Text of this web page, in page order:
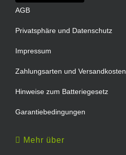
AGB
Privatsphäre und Datenschutz
Impressum
Zahlungsarten und Versandkosten
Hinweise zum Batteriegesetz
Garantiebedingungen
Mehr über